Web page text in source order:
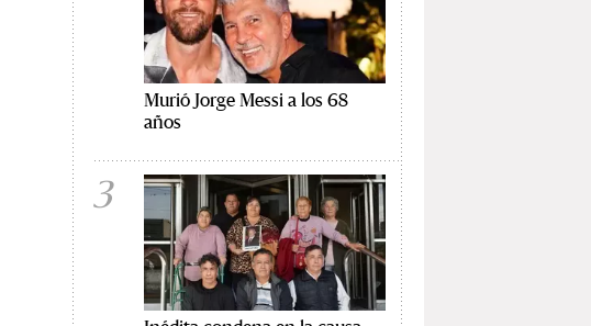
Murió Jorge Messi a los 68
años
3